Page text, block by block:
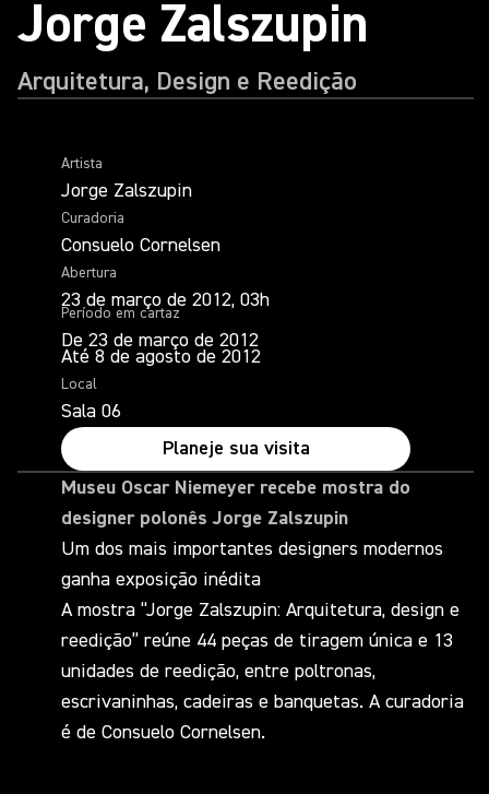
Jorge Zalszupin
Arquitetura, Design e Reedição
Museu Oscar Niemeyer recebe mostra do
designer polonês Jorge Zalszupin
Um dos mais importantes designers modernos
ganha exposição inédita
A mostra “Jorge Zalszupin: Arquitetura, design e
reedição” reúne 44 peças de tiragem única e 13
unidades de reedição, entre poltronas,
escrivaninhas, cadeiras e banquetas. A curadoria
é de Consuelo Cornelsen.
Artista
Jorge Zalszupin
Curadoria
Consuelo Cornelsen
Abertura
23 de março de 2012, 03h
Período em cartaz
De 23 de março de 2012
Até 8 de agosto de 2012
Local
Sala 06
Planeje sua visita